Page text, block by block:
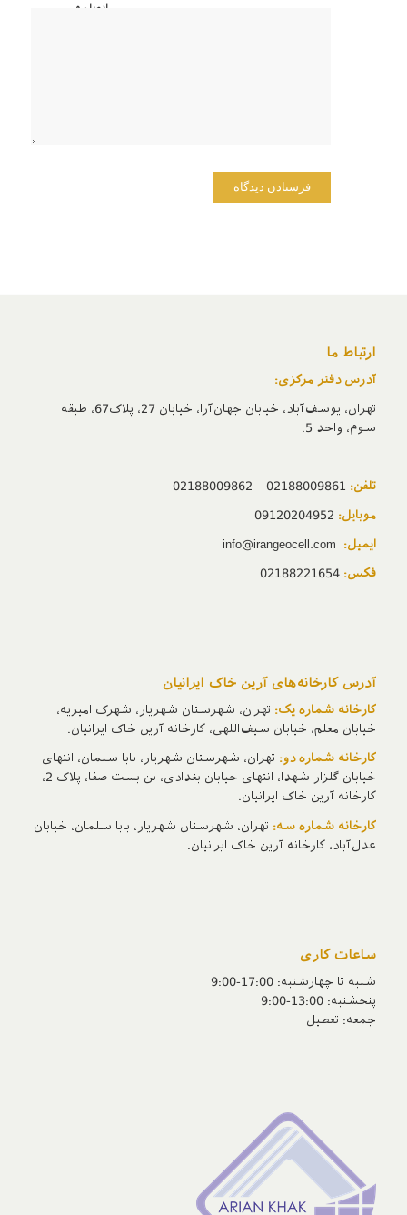
ایمیل و
ارتباط ما
آدرس دفتر مرکزی:
تهران، یوسف‌آباد، خیابان جهان‌آرا، خیابان 27، پلاک67، طبقه
سوم، واحد 5.
تلفن: 02188009861 – 02188009862
موبایل:
ایمیل:
فکس: 02188221654
آدرس‌ کارخانه‌های آرین خاک ایرانیان
کارخانه شماره یک: تهران، شهرستان شهریار، شهرک امیریه،
خیابان معلم، خیابان سیف‌اللهی، کارخانه آرین خاک ایرانیان.
کارخانه شماره دو: تهران، شهرستان شهریار، بابا سلمان، انتهای
خیابان گلزار شهدا، انتهای خیابان بغدادی، بن بست صفا، پلاک 2،
کارخانه آرین خاک ایرانیان.
کارخانه شماره سه: تهران، شهرستان شهریار، بابا سلمان، خیابان
عدل‌آباد، کارخانه آرین خاک ایرانیان.
ساعات کاری
شنبه تا چهارشنبه: 17:00-9:00
پنجشنبه‌: 13:00-9:00
جمعه‌: تعطیل